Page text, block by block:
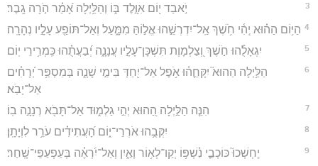
3 יֹ֣אבַד י֭וֹם אִוָּ֣לֶד בּ֑וֹ וְהַלַּ֥יְלָה אָ֝מַ֗ר הֹ֣רָה גָֽבֶר׃
4 הַיּ֥וֹם הַה֗וּא יְֽהִ֫י חֹ֥שֶׁךְ אַֽל־יִדְרְשֵׁ֣הוּ אֱל֣וֹהַּ מִמָּ֑עַל וְאַל־תּוֹפַ֖ע עָלָ֣יו נְהָרָֽה׃
5 יִגְאָלֻ֡הוּ חֹ֣שֶׁךְ וְ֭צַלְמָוֶת תִּשְׁכָּן־עָלָ֣יו עֲנָנָ֑ה יְ֝בַעֲתֻ֗הוּ כִּֽמְרִ֥ירֵי יֽוֹם׃
6
הַלַּ֥יְלָה הַהוּא֮ יִקָּחֵ֪ה֫וּ אֹ֥פֶל אַל־יִ֭חַדְּ בִּימֵ֣י שָׁנָ֑ה בְּמִסְפַּ֥ר יְ֝רָחִ֗ים
אַל־יָבֹֽא׃
7 הִנֵּ֤ה הַלַּ֣יְלָה הַ֭הוּא יְהִ֣י גַלְמ֑וּד אַל־תָּבֹ֖א רְנָנָ֣ה בֽוֹ׃
8 יִקְּבֻ֥הוּ אֹרְרֵי־י֑וֹם הָ֝עֲתִידִ֗ים עֹרֵ֥ר לִוְיָתָֽן׃
9 יֶחְשְׁכוּ֮ כּוֹכְבֵ֪י נִ֫שְׁפּ֥וֹ יְקַו־לְא֥וֹר וָאַ֑יִן וְאַל־יִ֝רְאֶ֗ה בְּעַפְעַפֵּי־שָֽׁחַר׃